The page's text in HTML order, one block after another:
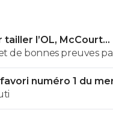
tailler l’OL, McCourt
de bonnes preuves
ses différentes
numéro 1 du